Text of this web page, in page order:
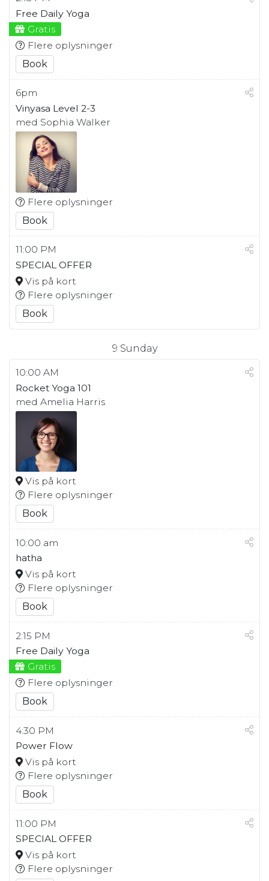
Free Daily Yoga
Gratis
Flere oplysninger
Book
6pm
Vinyasa Level 2-3
med Sophia Walker
Flere oplysninger
Book
11:00 PM
SPECIAL OFFER
Vis på kort
Flere oplysninger
Book
9 Sunday
10:00 AM
Rocket Yoga 101
med Amelia Harris
Vis på kort
Flere oplysninger
Book
10:00 am
hatha
Vis på kort
Flere oplysninger
Book
2:15 PM
Free Daily Yoga
Gratis
Flere oplysninger
Book
4:30 PM
Power Flow
Vis på kort
Flere oplysninger
Book
11:00 PM
SPECIAL OFFER
Vis på kort
Flere oplysninger